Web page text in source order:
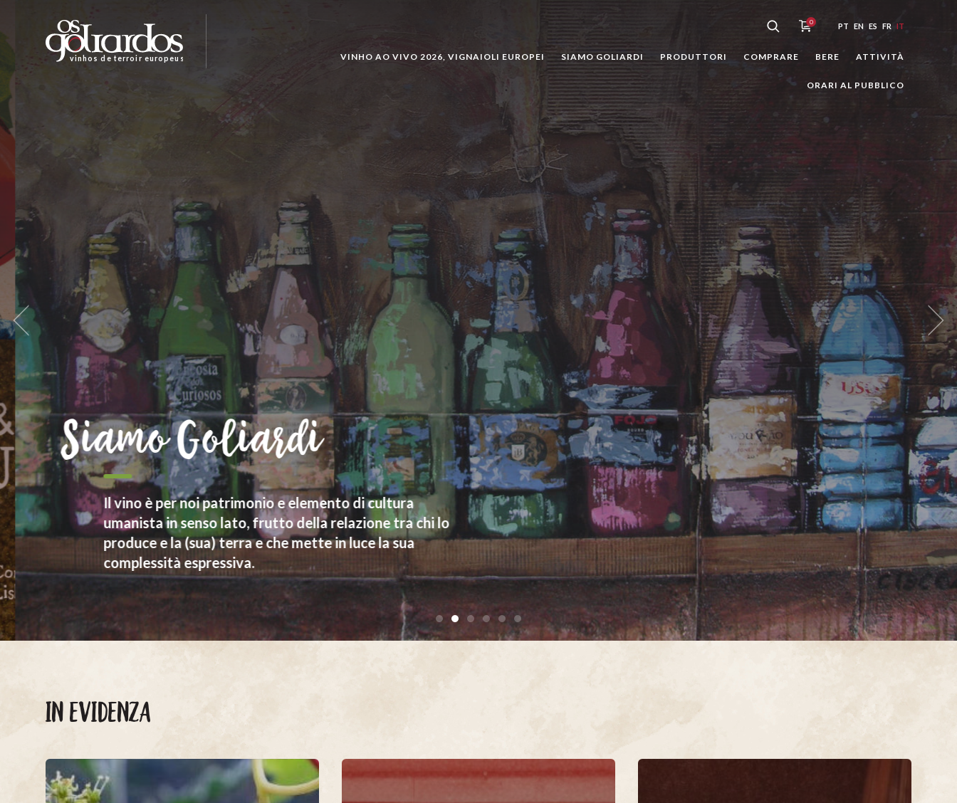
Os
Goliardos
-
vinhos de terroir europeus
0 PT EN ES FR IT
VINHO AO VIVO 2026, VIGNAIOLI EUROPEI SIAMO GOLIARDI PRODUTTORI COMPRARE BERE ATTIVITÀ
ORARI AL PUBBLICO
Siamo Goliardi
Il vino è per noi patrimonio e elemento di cultura
umanista in senso lato, frutto della relazione tra chi lo
produce e la (sua) terra e che mette in luce la sua
complessità espressiva.
IN EVIDENZA